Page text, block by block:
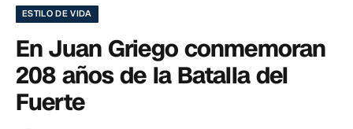
ESTILO DE VIDA
En Juan Griego conmemoran
208 años de la Batalla del
Fuerte